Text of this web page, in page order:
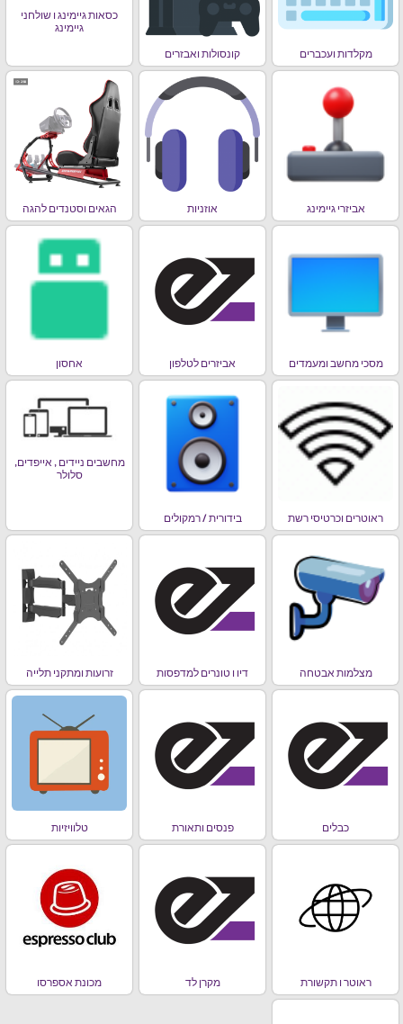
מקלדות ועכברים קונסולות ואבזרים
כסאות גיימינג ו שולחני
גיימינג
אביזרי גיימינג אוזניות הגאים וסטנדים להגה
מסכי מחשב ומעמדים אביזרים לטלפון אחסון
ראוטרים וכרטיסי רשת בידורית / רמקולים
מחשבים ניידים , אייפדים,
סלולר
מצלמות אבטחה דיו ו טונרים למדפסות זרועות ומתקני תלייה
כבלים פנסים ותאורת טלוויזיות
ראוטר ו תקשורת מקרן לד מכונת אספרסו